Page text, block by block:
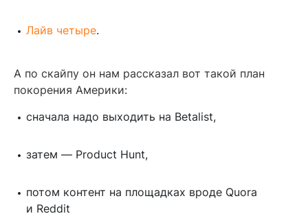
Лайв четыре.
А по скайпу он нам рассказал вот такой план
покорения Америки:
сначала надо выходить на Betalist,
затем — Product Hunt,
потом контент на площадках вроде Quora
и Reddit